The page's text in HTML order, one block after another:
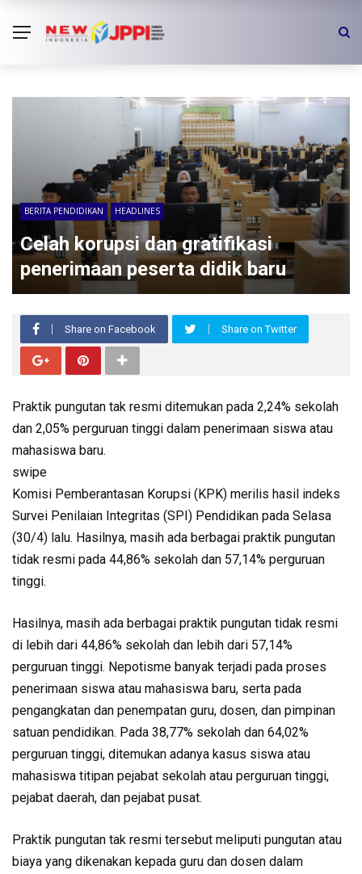
BERITA PENDIDIKAN HEADLINES
Celah korupsi dan gratifikasi
penerimaan peserta didik baru
Share on Facebook Share on Twitter
Praktik pungutan tak resmi ditemukan pada 2,24% sekolah
dan 2,05% perguruan tinggi dalam penerimaan siswa atau
mahasiswa baru.
swipe
Komisi Pemberantasan Korupsi (KPK) merilis hasil indeks
Survei Penilaian Integritas (SPI) Pendidikan pada Selasa
(30/4) lalu. Hasilnya, masih ada berbagai praktik pungutan
tidak resmi pada 44,86% sekolah dan 57,14% perguruan
tinggi.
Hasilnya, masih ada berbagai praktik pungutan tidak resmi
di lebih dari 44,86% sekolah dan lebih dari 57,14%
perguruan tinggi. Nepotisme banyak terjadi pada proses
penerimaan siswa atau mahasiswa baru, serta pada
pengangkatan dan penempatan guru, dosen, dan pimpinan
satuan pendidikan. Pada 38,77% sekolah dan 64,02%
perguruan tinggi, ditemukan adanya kasus siswa atau
mahasiswa titipan pejabat sekolah atau perguruan tinggi,
pejabat daerah, dan pejabat pusat.
Praktik pungutan tak resmi tersebut meliputi pungutan atau
biaya yang dikenakan kepada guru dan dosen dalam